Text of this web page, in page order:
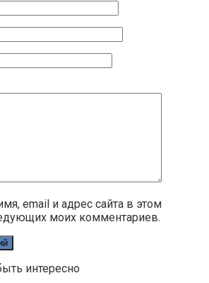
email и адрес сайта в этом
моих комментариев.
интересно